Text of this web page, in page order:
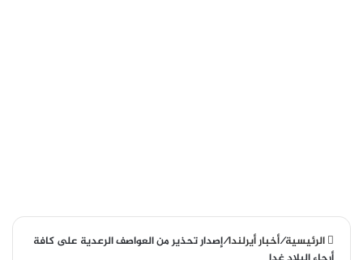
الرئيسية/أخبار أيرلندا/إصدار تحذير من العواصف الرعدية على كافة